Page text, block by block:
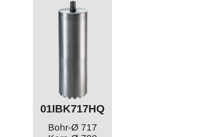
01IBK717HQ
Bohr-Ø 717